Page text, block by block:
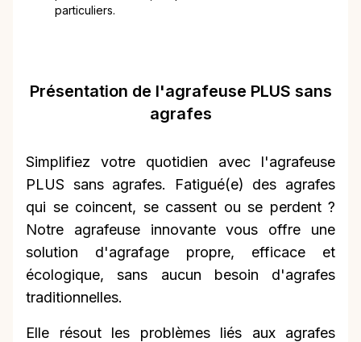
particuliers.
Présentation de l'agrafeuse PLUS sans
agrafes
Simplifiez votre quotidien avec l'agrafeuse
PLUS sans agrafes. Fatigué(e) des agrafes
qui se coincent, se cassent ou se perdent ?
Notre agrafeuse innovante vous offre une
solution d'agrafage propre, efficace et
écologique, sans aucun besoin d'agrafes
traditionnelles.
Elle résout les problèmes liés aux agrafes